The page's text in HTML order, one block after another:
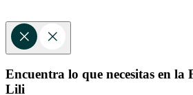
Encuentra lo que necesitas en la
Lili